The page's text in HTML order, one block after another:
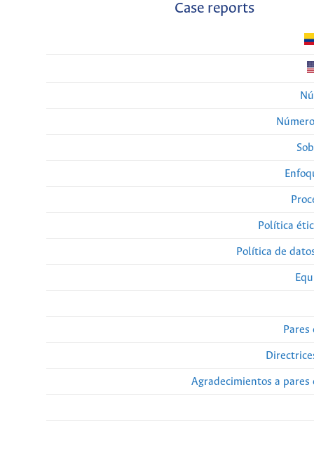
Case reports
Política
Política de
Agradecimientos a pares